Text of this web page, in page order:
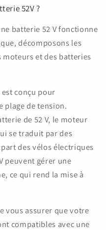
52V ?
batterie 52 V fonctionne
décomposons les
et des batteries
conçu pour
plage de tension.
de 52 V, le moteur
se traduit par des
des vélos électriques
peuvent gérer une
ce qui rend la mise à
vous assurer que votre
compatibles avec une